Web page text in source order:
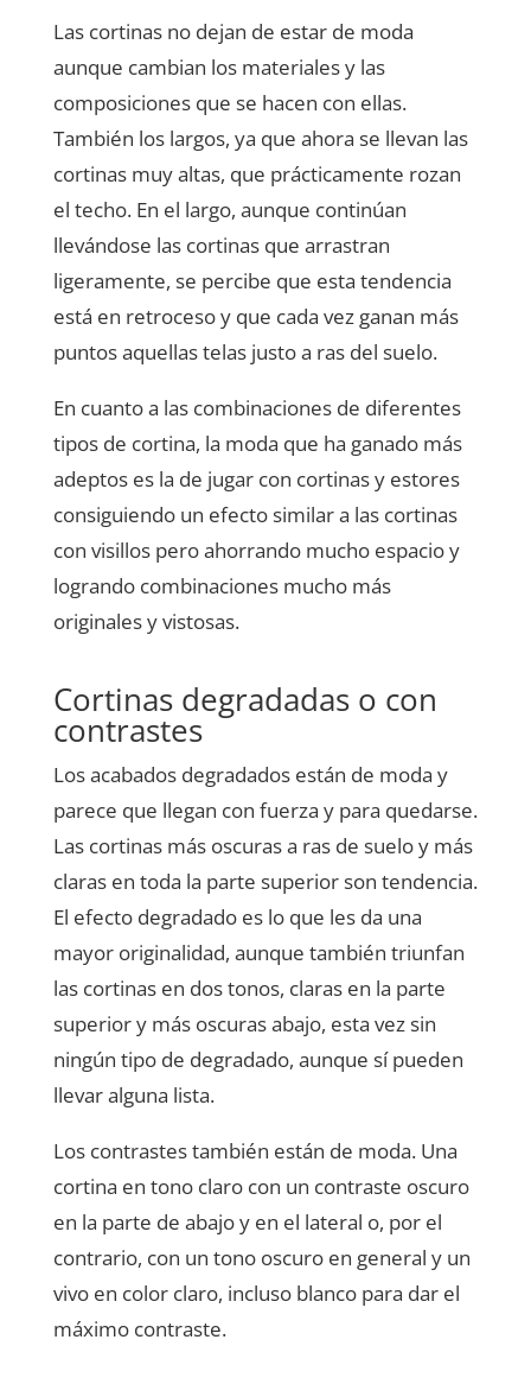
Las cortinas no dejan de estar de moda
aunque cambian los materiales y las
composiciones que se hacen con ellas.
También los largos, ya que ahora se llevan las
cortinas muy altas, que prácticamente rozan
el techo. En el largo, aunque continúan
llevándose las cortinas que arrastran
ligeramente, se percibe que esta tendencia
está en retroceso y que cada vez ganan más
puntos aquellas telas justo a ras del suelo.
En cuanto a las combinaciones de diferentes
tipos de cortina, la moda que ha ganado más
adeptos es la de jugar con cortinas y estores
consiguiendo un efecto similar a las cortinas
con visillos pero ahorrando mucho espacio y
logrando combinaciones mucho más
originales y vistosas.
Cortinas degradadas o con
contrastes
Los acabados degradados están de moda y
parece que llegan con fuerza y para quedarse.
Las cortinas más oscuras a ras de suelo y más
claras en toda la parte superior son tendencia.
El efecto degradado es lo que les da una
mayor originalidad, aunque también triunfan
las cortinas en dos tonos, claras en la parte
superior y más oscuras abajo, esta vez sin
ningún tipo de degradado, aunque sí pueden
llevar alguna lista.
Los contrastes también están de moda. Una
cortina en tono claro con un contraste oscuro
en la parte de abajo y en el lateral o, por el
contrario, con un tono oscuro en general y un
vivo en color claro, incluso blanco para dar el
máximo contraste.